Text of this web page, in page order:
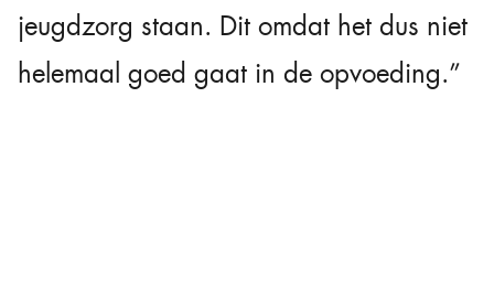
jeugdzorg staan. Dit omdat het dus niet
helemaal goed gaat in de opvoeding.”